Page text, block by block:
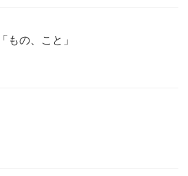
「もの、こと」